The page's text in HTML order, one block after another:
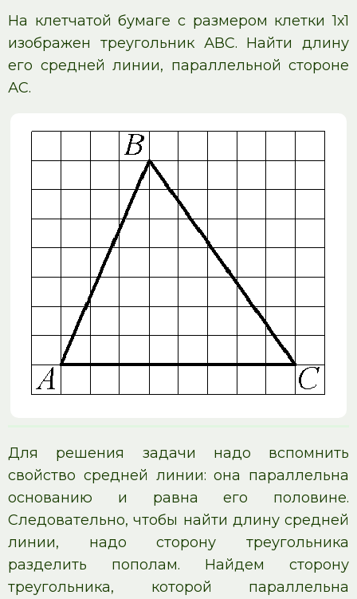
На клетчатой бумаге с размером клетки 1х1
изображен треугольник АВС. Найти длину
его средней линии, параллельной стороне
АС.
Для решения задачи надо вспомнить
свойство средней линии: она параллельна
основанию и равна его половине.
Следовательно, чтобы найти длину средней
линии, надо сторону треугольника
разделить пополам. Найдем сторону
треугольника, которой параллельна